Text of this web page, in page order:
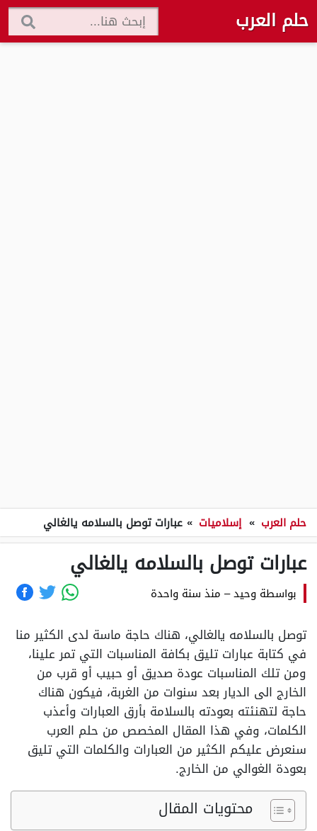
حلم العرب
حلم العرب » إسلاميات » عبارات توصل بالسلامه يالغالي
عبارات توصل بالسلامه يالغالي
بواسطة وحيد– منذ سنة واحدة
توصل بالسلامه يالغالي، هناك حاجة ماسة لدى الكثير منا
في كتابة عبارات تليق بكافة المناسبات التي تمر علينا،
ومن تلك المناسبات عودة صديق أو حبيب أو قرب من
الخارج الى الديار بعد سنوات من الغربة، فيكون هناك
حاجة لتهنئته بعودته بالسلامة بأرق العبارات وأعذب
الكلمات، وفي هذا المقال المخصص من حلم العرب
سنعرض عليكم الكثير من العبارات والكلمات التي تليق
بعودة الغوالي من الخارج.
محتويات المقال